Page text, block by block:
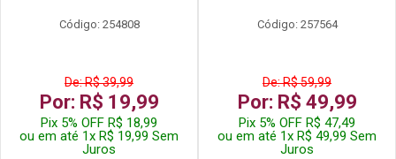
Código: 254808
De: R$ 39,99
Por: R$ 19,99
Pix 5% OFF R$ 18,99
ou em até 1x R$ 19,99 Sem
Juros
Código: 257564
De: R$ 59,99
Por: R$ 49,99
Pix 5% OFF R$ 47,49
ou em até 1x R$ 49,99 Sem
Juros